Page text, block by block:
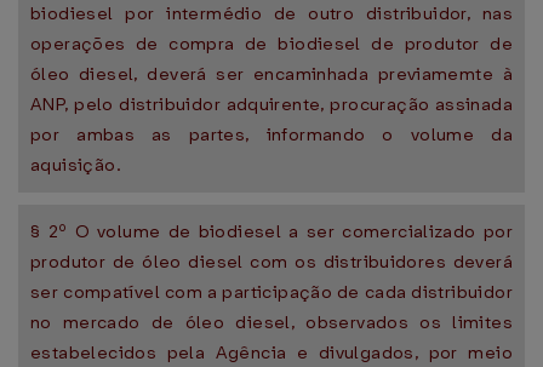
biodiesel por intermédio de outro distribuidor, nas
operações de compra de biodiesel de produtor de
óleo diesel, deverá ser encaminhada previamemte à
ANP, pelo distribuidor adquirente, procuração assinada
por ambas as partes, informando o volume da
aquisição.
§ 2º O volume de biodiesel a ser comercializado por
produtor de óleo diesel com os distribuidores deverá
ser compatível com a participação de cada distribuidor
no mercado de óleo diesel, observados os limites
estabelecidos pela Agência e divulgados, por meio